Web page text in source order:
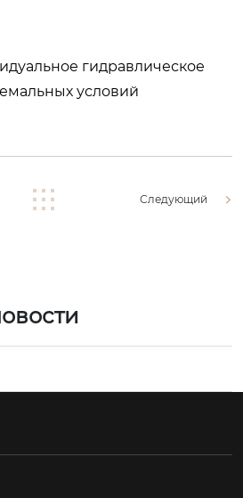
гидравлическое
условий
Следующий